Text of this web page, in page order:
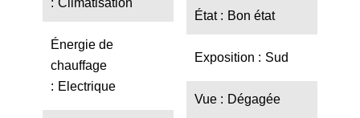
Climatisation
Énergie de
chauffage
Electrique
État Bon état
Exposition Sud
Vue Dégagée